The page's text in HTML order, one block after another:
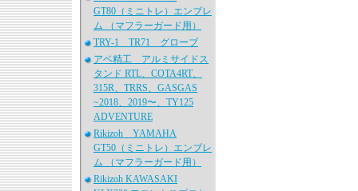
GT80（ミニトレ）エンブレ
ム （マフラーガード用）
TRY-1 TR71 グローブ
アベ精工 アルミサイドス
タンド RTL、COTA4RT、
315R、TRRS、GASGAS
~2018、2019〜、TY125
ADVENTURE
Rikizoh YAMAHA
GT50（ミニトレ）エンブレ
ム （マフラーガード用）
Rikizoh KAWASAKI